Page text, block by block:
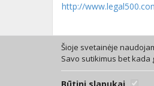
http://
< Atgal
Šioje svetainėje
Savo sutikimus bet